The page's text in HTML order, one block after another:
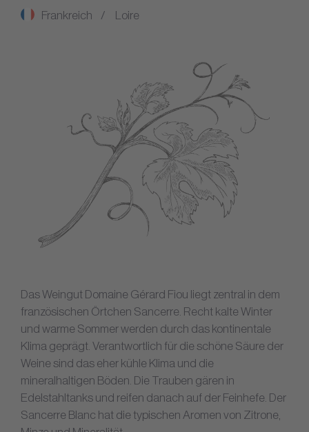
Frankreich Loire
Das Weingut Domaine Gérard Fiou liegt zentral in dem
französischen Örtchen Sancerre. Recht kalte Winter
und warme Sommer werden durch das kontinentale
Klima geprägt. Verantwortlich für die schöne Säure der
Weine sind das eher kühle Klima und die
mineralhaltigen Böden. Die Trauben gären in
Edelstahltanks und reifen danach auf der Feinhefe. Der
Sancerre Blanc hat die typischen Aromen von Zitrone,